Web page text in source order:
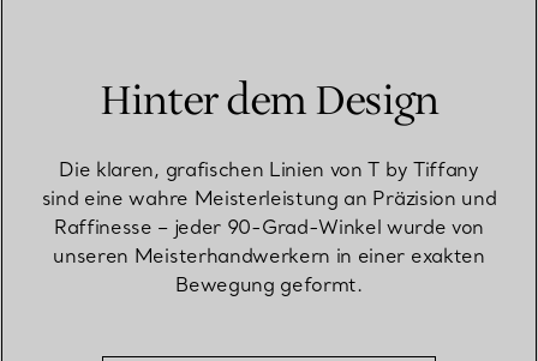
Hinter dem Design
Die klaren, grafischen Linien von T by Tiffany
sind eine wahre Meisterleistung an Präzision und
Raffinesse – jeder 90-Grad-Winkel wurde von
unseren Meisterhandwerkern in einer exakten
Bewegung geformt.